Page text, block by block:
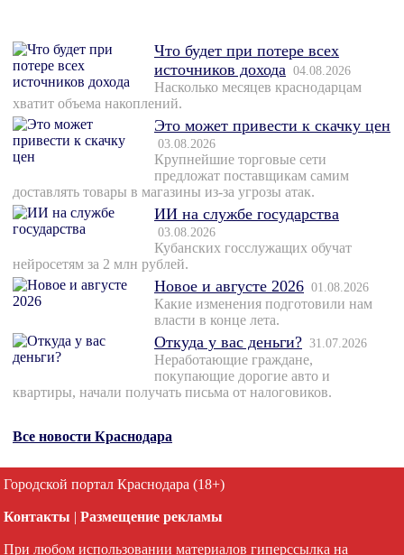
Что будет при потере всех
источников дохода 04.08.2026
Насколько месяцев краснодарцам
хватит объема накоплений.
Это может привести к скачку цен
03.08.2026
Крупнейшие торговые сети
предложат поставщикам самим
доставлять товары в магазины из-за угрозы атак.
ИИ на службе государства
03.08.2026
Кубанских госслужащих обучат
нейросетям за 2 млн рублей.
Новое и августе 2026 01.08.2026
Какие изменения подготовили нам
власти в конце лета.
Откуда у вас деньги? 31.07.2026
Неработающие граждане,
покупающие дорогие авто и
квартиры, начали получать письма от налоговиков.
Все новости Краснодара
Городской портал Краснодара (18+)
Контакты | Размещение рекламы
При любом использовании материалов гиперссылка на